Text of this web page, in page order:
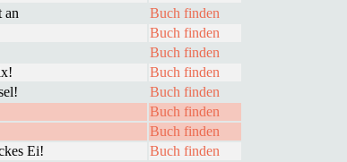
an
Buch finden
Buch finden
Buch finden
Buch finden
Buch finden
Buch finden
Buch finden
Ei! Buch finden